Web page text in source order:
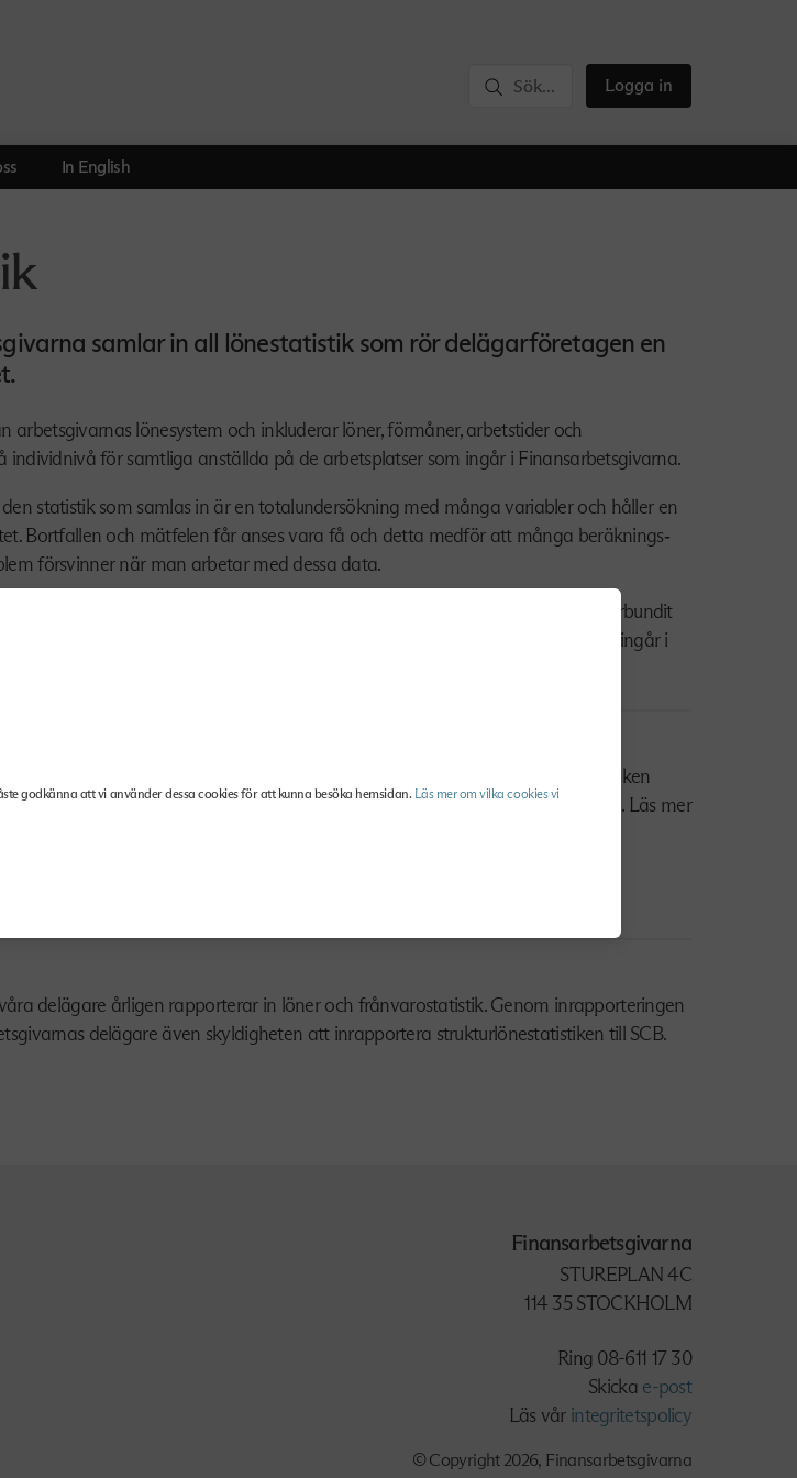
godkänna att vi använder dessa cookies för att kunna besöka hemsidan. Läs mer om vilka cookies vi
Logga in
In English
samlar in all lönestatistik som rör delägarföretagen en
arbetsgivarnas lönesystem och inkluderar löner, förmåner, arbetstider och
individnivå för samtliga anställda på de arbetsplatser som ingår i Finansarbetsgivarna.
statistik som samlas in är en totalundersökning med många variabler och håller en
Bortfallen och mätfelen får anses vara få och detta medför att många beräknings‐
försvinner när man arbetar med dessa data.
har även ett avtal med Medlingsinstitutet i vilket Finansarbetsgivarna har förbundit
räkning bistå Medlingsinstitutet och även SCB med statistik som sedermera ingår i
presenteras av Finansarbetsgivarna eller när den partsgemensamma statistiken
och Finansförbundet görs vissa avgränsningar inom den totala populationen. Läs mer
delägare årligen rapporterar in löner och frånvarostatistik. Genom inrapporteringen
delägare även skyldigheten att inrapportera strukturlönestatistiken till SCB.
Finansarbetsgivarna
STUREPLAN 4C
114 35 STOCKHOLM
Ring 08-611 17 30
Skicka e-post
Läs vår integritetspolicy
© Copyright 2026, Finansarbetsgivarna